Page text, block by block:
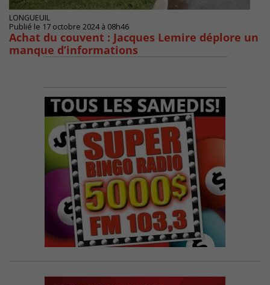
LONGUEUIL
Publié le 17 octobre 2024 à 08h46
Achat du couvent : Jacques Lemire déplore un
manque d’informations